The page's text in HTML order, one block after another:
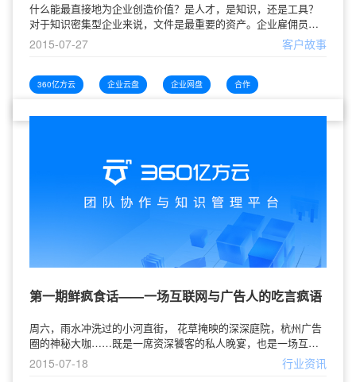
什么能最直接地为企业创造价值？是人才，是知识，还是工具？
对于知识密集型企业来说，文件是最重要的资产。企业雇佣员
工，员工产生文件，然后用这些文件去为企业创造价值。但现如
今，大多数企业的文件散落在员工电脑、硬盘、邮箱中，如同未
累文件，将会变成企业的知识库，在未来成为可以增值的数字资
产。有了这个企业知识库，所有有价值的资料将永不丢失，不会
因为资料分
2015-07-27 客户故事
360亿方云 企业云盘 企业网盘 合作
第一期鲜疯食话——一场互联网与广告人的吃言疯语
周六，雨水冲洗过的小河直街， 花草掩映的深深庭院，杭州广告
圈的神秘大咖……既是一席资深饕客的私人晚宴，也是一场互联
网思维的火花碰撞。作为亿方云的第一期跨界“私会”，今天的鲜疯
食话活动邀请了8位资深广告人，一起品品海鲜、聊聊“云”和
2015-07-18 行业资讯